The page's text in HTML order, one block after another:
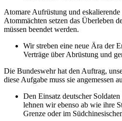
Atomare Aufrüstung und
Atommächten setzen das Überleben
müssen beendet werden.
Wir streben eine neue Ära der
Verträge über Abrüstung und
Die Bundeswehr hat den Auftrag,
diese Aufgabe muss sie angemessen
Den Einsatz deutscher
lehnen wir ebenso ab wie ihre
Grenze oder im